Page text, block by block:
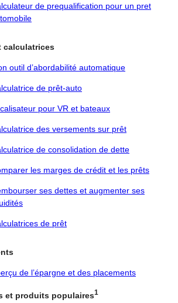
de prequalification pour un pret
calculatrices
outil d’abordabilité automatique
de prêt-auto
pour VR et bateaux
des versements sur prêt
de consolidation de dette
les marges de crédit et les prêts
ses dettes et augmenter ses
de prêt
de l’épargne et des placements
et produits populaires1